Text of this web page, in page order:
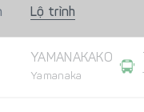
Lộ trình
YAMANAKAKO
Yamanaka